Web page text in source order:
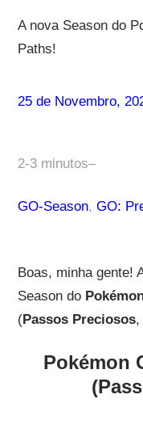
A nova Season do
Paths!
25 de Novembro,
2-3 minutos–
GO-Season, GO:
Boas, minha gente!
Season do
(Passos Preciosos,
Pokémon
(